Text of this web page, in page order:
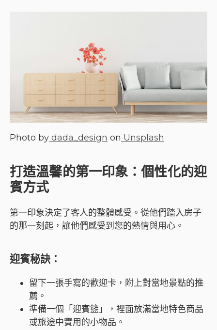
Photo by dada_design on Unsplash
打造溫馨的第一印象：個性化的迎
賓方式
第一印象決定了客人的整體感受。從他們踏入房子
的那一刻起，讓他們感受到您的熱情與用心。
迎賓秘訣 ：
留下一張手寫的歡迎卡，附上對當地景點的推
薦。
準備一個「迎賓籃」，裡面放滿當地特色商品
或旅途中實用的小物品。